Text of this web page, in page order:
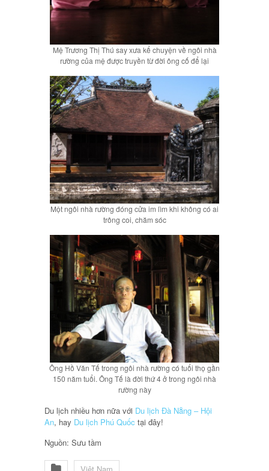
Mệ Trương Thị Thú say xưa kể chuyện về ngôi nhà
rường của mệ được truyền từ đời ông cố để lại
Một ngôi nhà rường đóng cửa im lìm khi không có ai
trông coi, chăm sóc
Ông Hồ Văn Tế trong ngôi nhà rường có tuổi thọ gần
150 năm tuổi. Ông Tế là đời thứ 4 ở trong ngôi nhà
rường này
Du lịch nhiều hơn nữa với Du lịch Đà Nẵng – Hội
An, hay Du lịch Phú Quốc tại đây!
Nguồn: Sưu tầm